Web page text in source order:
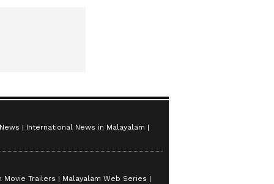
International News in Malayalam
Movie Trailers
Malayalam Web Series